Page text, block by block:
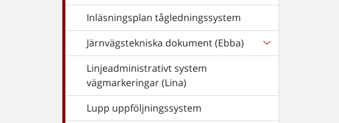
Inläsningsplan tågledningssystem
Järnvägstekniska dokument (Ebba)
Linjeadministrativt system
vägmarkeringar (Lina)
Lupp uppföljningssystem